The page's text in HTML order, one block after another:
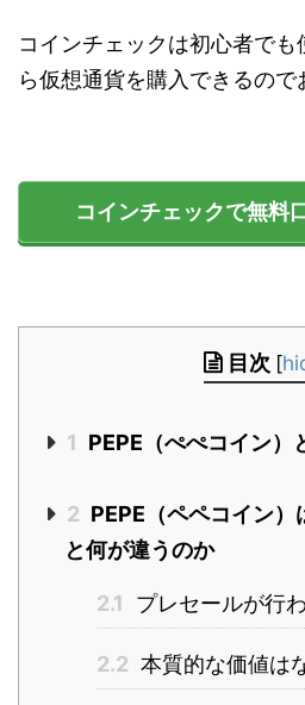
コインチェックは初心者で
ら仮想通貨を購入できるので
コインチェックで無料
目次 [
1 PEPE（ぺぺコイン）
2 PEPE（ペペコイン
と何が違うのか
2.1 プレセールが行
2.2 本質的な価値は